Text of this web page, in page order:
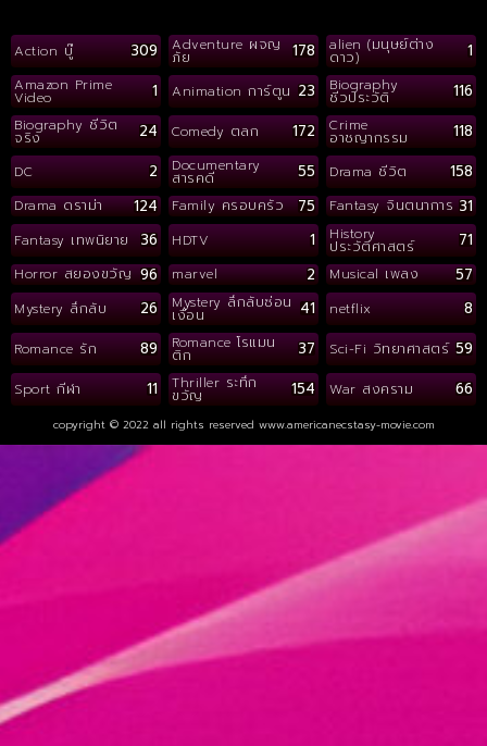
Action บู๊ 309 Adventure ผจญ
ภัย 178 alien (มนุษย์ต่าง
ดาว) 1
Amazon Prime
Video 1 Animation การ์ตูน 23 Biography
ชีวประวัติ 116
Biography ชีวิต
จริง 24 Comedy ตลก 172 Crime
อาชญากรรม 118
DC 2 Documentary
สารคดี 55 Drama ชีวิต 158
Drama ดราม่า 124 Family ครอบครัว 75 Fantasy จินตนาการ 31
Fantasy เทพนิยาย 36 HDTV 1 History
ประวัติศาสตร์ 71
Horror สยองขวัญ 96 marvel 2 Musical เพลง 57
Mystery ลึกลับ 26 Mystery ลึกลับซ่อน
เงื่อน 41 netflix 8
Romance รัก 89 Romance โรแมน
ติก 37 Sci-Fi วิทยาศาสตร์ 59
Sport กีฬา 11 Thriller ระทึก
ขวัญ 154 War สงคราม 66
copyright © 2022 all rights reserved www.americanecstasy-movie.com